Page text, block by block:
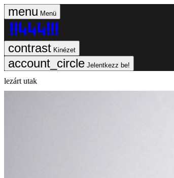
Menü
Kinézet
Jelentkezz be!
lezárt utak